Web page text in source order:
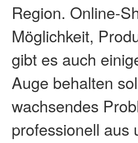
Region. Online-
Möglichkeit,
gibt es auch
Auge behalten
wachsendes
professionell aus